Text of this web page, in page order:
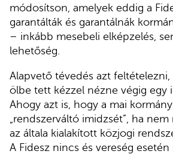
módosítson, amelyek eddig a
garantálták és garantálnák
– inkább mesebeli elképzelés,
lehetőség.
Alapvető tévedés azt feltételezni,
ölbe tett kézzel nézne végig egy
Ahogy azt is, hogy a mai
„rendszerváltó imidzsét”, ha
az általa kialakított közjogi
A Fidesz nincs és vereség esetén